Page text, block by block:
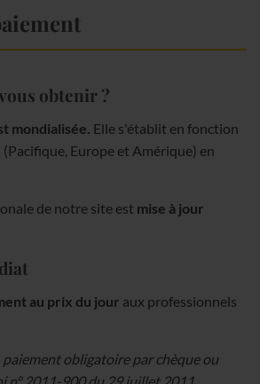
obtenir ?
mondialisée. Elle s'établit en fonction
Europe et Amérique) en
de notre site est mise à jour
au prix du jour aux professionnels
obligatoire par chèque ou